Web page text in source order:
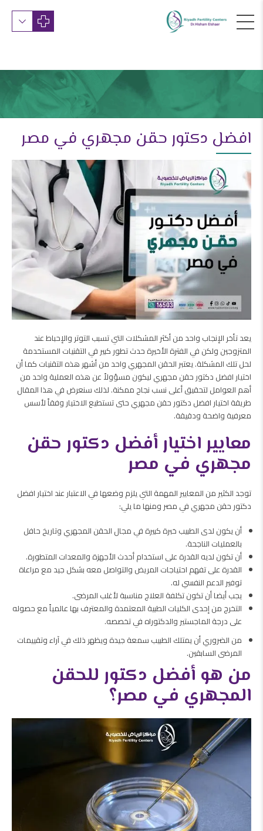
افضل دكتور حقن مجهري في مصر
يعد تأخر الإنجاب واحد من أكثر المشكلات التي تسبب التوتر والإحباط عند
المتزوجين ولكن في الفترة الأخيرة حدث تطور كبير في التقنيات المستخدمة
لحل تلك المشكلة. يعتبر الحقن المجهري واحد من أشهر هذه التقنيات كما أن
اختيار افضل دكتور حقن مجهري ليكون مسؤولاً عن هذه العملية واحد من
أهم العوامل لتحقيق أعلى نسب نجاح ممكنة. لذلك سنعرض في هذا المقال
طريقة اختيار افضل دكتور حقن مجهري حتى تستطيع الاختيار وفقاً لأسس
معرفية واضحة ودقيقة.
معايير اختيار أفضل دكتور حقن
مجهري في مصر
توجد الكثير من المعايير المهمة التي يلزم وضعها في الاعتبار عند اختيار افضل
دكتور حقن مجهري في مصر ومنها ما يلي:
أن يكون لدى الطبيب خبرة كبيرة في مجال الحقن المجهري وتاريخ حافل
بالعمليات الناجحة.
أن تكون لديه القدرة على استخدام أحدث الأجهزة والمعدات المتطورة.
القدرة على تفهم احتياجات المريض والتواصل معه بشكل جيد مع مراعاة
توفير الدعم النفسي له.
يجب أيضا أن تكون تكلفة العلاج مناسبة لأغلب المرضى.
التخرج من إحدى الكليات الطبية المعتمدة والمعترف بها عالمياً مع حصوله
على درجة الماجستير والدكتوراه في تخصصه.
من الضروري أن يمتلك الطبيب سمعة جيدة ويظهر ذلك في آراء وتقييمات
المرضى السابقين.
من هو أفضل دكتور للحقن
المجهري في مصر؟